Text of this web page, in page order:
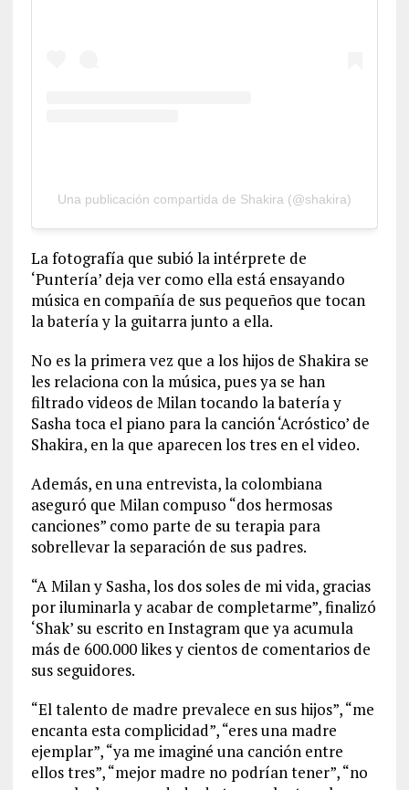
Una publicación compartida de Shakira (@shakira)
La fotografía que subió la intérprete de
‘Puntería’ deja ver como ella está ensayando
música en compañía de sus pequeños que tocan
la batería y la guitarra junto a ella.
No es la primera vez que a los hijos de Shakira se
les relaciona con la música, pues ya se han
filtrado videos de Milan tocando la batería y
Sasha toca el piano para la canción ‘Acróstico’ de
Shakira, en la que aparecen los tres en el video.
Además, en una entrevista, la colombiana
aseguró que Milan compuso “dos hermosas
canciones” como parte de su terapia para
sobrellevar la separación de sus padres.
“A Milan y Sasha, los dos soles de mi vida, gracias
por iluminarla y acabar de completarme”, finalizó
‘Shak’ su escrito en Instagram que ya acumula
más de 600.000 likes y cientos de comentarios de
sus seguidores.
“El talento de madre prevalece en sus hijos”, “me
encanta esta complicidad”, “eres una madre
ejemplar”, “ya me imaginé una canción entre
ellos tres”, “mejor madre no podrían tener”, “no